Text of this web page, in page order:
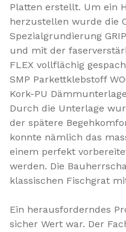
Platten erstellt. Um ein
herzustellen wurde die
Spezialgrundierung
und mit der
FLEX vollflächig
SMP Parkettklebstoff
Kork-PU
Durch die Unterlage
der spätere
konnte nämlich das
einem perfekt
werden. Die
klassischen Fischgrat
Ein herausforderndes
sicher Wert war. Der